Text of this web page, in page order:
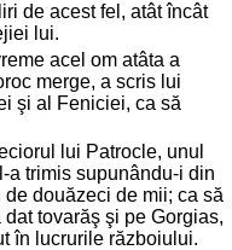
de acest fel, atât încât
lui.
acel om atâta a
merge, a scris lui
şi al Feniciei, ca să
lui Patrocle, unul
a trimis supunându-i din
douăzeci de mii; ca să
tovarăş şi pe Gorgias,
în lucrurile războiului.